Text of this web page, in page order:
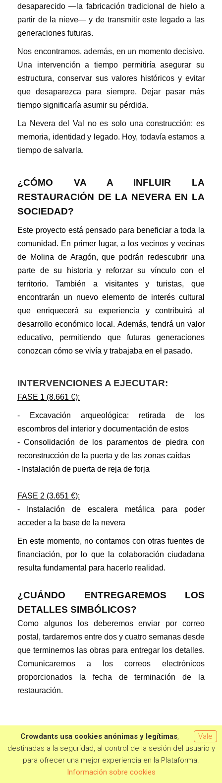
Quiero aportar
desaparecido —la fabricación tradicional de hielo a
partir de la nieve— y de transmitir este legado a las
generaciones futuras.
Nos encontramos, además, en un momento decisivo.
Una intervención a tiempo permitiría asegurar su
estructura, conservar sus valores históricos y evitar
que desaparezca para siempre. Dejar pasar más
tiempo significaría asumir su pérdida.
La Nevera del Val no es solo una construcción: es
memoria, identidad y legado. Hoy, todavía estamos a
tiempo de salvarla.
¿CÓMO VA A INFLUIR LA
RESTAURACIÓN DE LA NEVERA EN LA
SOCIEDAD?
Este proyecto está pensado para beneficiar a toda la
comunidad. En primer lugar, a los vecinos y vecinas
de Molina de Aragón, que podrán redescubrir una
parte de su historia y reforzar su vínculo con el
territorio. También a visitantes y turistas, que
encontrarán un nuevo elemento de interés cultural
que enriquecerá su experiencia y contribuirá al
desarrollo económico local. Además, tendrá un valor
educativo, permitiendo que futuras generaciones
conozcan cómo se vivía y trabajaba en el pasado.
INTERVENCIONES A EJECUTAR:
FASE 1 (8.661 €):
- Excavación arqueológica: retirada de los
escombros del interior y documentación de estos
- Consolidación de los paramentos de piedra con
reconstrucción de la puerta y de las zonas caídas
- Instalación de puerta de reja de forja
FASE 2 (3.651 €):
- Instalación de escalera metálica para poder
acceder a la base de la nevera
En este momento, no contamos con otras fuentes de
financiación, por lo que la colaboración ciudadana
resulta fundamental para hacerlo realidad.
¿CUÁNDO ENTREGAREMOS LOS
DETALLES SIMBÓLICOS?
Como algunos los deberemos enviar por correo
postal, tardaremos entre dos y cuatro semanas desde
que terminemos las obras para entregar los detalles.
Comunicaremos a los correos electrónicos
proporcionados la fecha de terminación de la
restauración.
Necesidades del proyecto
Para hacer realidad la restauración de la Nevera del
Val hemos definido unos objetivos económicos
Vale
Crowdants usa cookies anónimas y legítimas,
destinadas a la seguridad, al control de la sesión del usuario y
para ofrecer una mejor experiencia en la Plataforma.
Información sobre cookies